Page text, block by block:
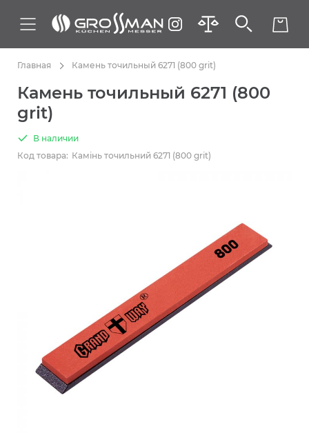
Главная Камень точильный 6271 (800 grit)
Камень точильный 6271 (800
grit)
В наличии
Код товара: Камінь точильний 6271 (800 grit)